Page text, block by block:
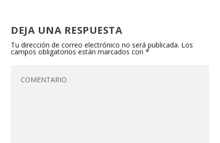
DEJA UNA RESPUESTA
Tu dirección de correo electrónico no será publicada. Los
campos obligatorios están marcados con*